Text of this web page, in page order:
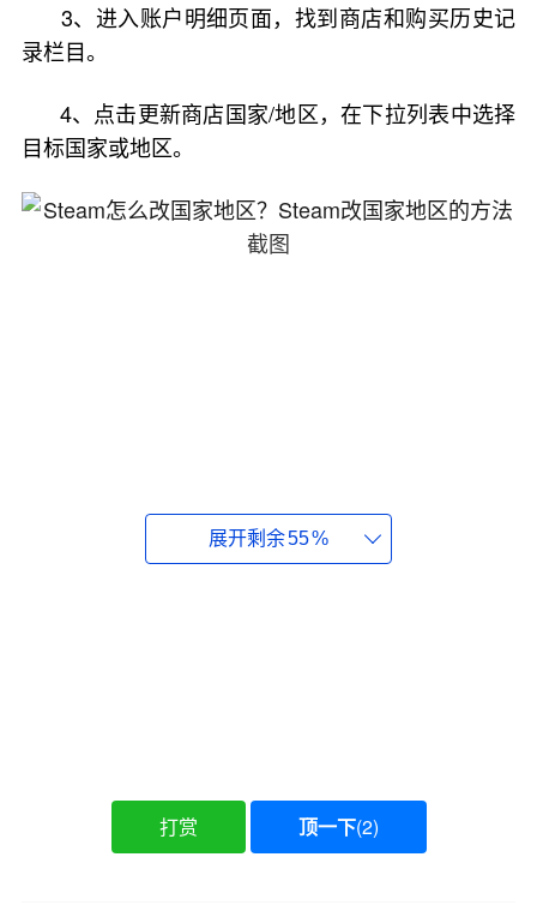
3、进入账户明细页面，找到商店和购买历史记
录栏目。
4、点击更新商店国家/地区，在下拉列表中选择
目标国家或地区。
低价游戏即可。
展开剩余55%
打赏 顶一下(2)